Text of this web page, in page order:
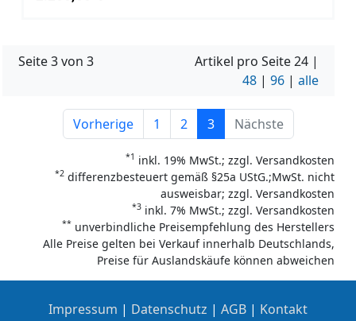
Seite 3 von 3 Artikel pro Seite24 |
48 | 96 | alle
Vorherige 1 2 3 Nächste
*1 inkl. 19% MwSt.; zzgl. Versandkosten
*2 differenzbesteuert gemäß §25a UStG.;MwSt. nicht
ausweisbar; zzgl. Versandkosten
*3 inkl. 7% MwSt.; zzgl. Versandkosten
** unverbindliche Preisempfehlung des Herstellers
Alle Preise gelten bei Verkauf innerhalb Deutschlands,
Preise für Auslandskäufe können abweichen
Impressum | Datenschutz | AGB | Kontakt